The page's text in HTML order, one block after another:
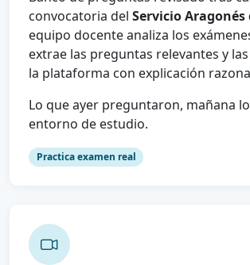
convocatoria del Servicio Aragonés
equipo docente analiza los
extrae las preguntas relevantes y
la plataforma con explicación
Lo que ayer preguntaron, mañana
entorno de estudio.
Practica examen real